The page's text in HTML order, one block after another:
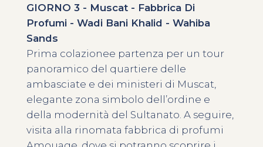
GIORNO 3 - Muscat - Fabbrica Di
Profumi - Wadi Bani Khalid - Wahiba
Sands
Prima colazionee partenza per un tour
panoramico del quartiere delle
ambasciate e dei ministeri di Muscat,
elegante zona simbolo dell’ordine e
della modernità del Sultanato. A seguire,
visita alla rinomata fabbrica di profumi